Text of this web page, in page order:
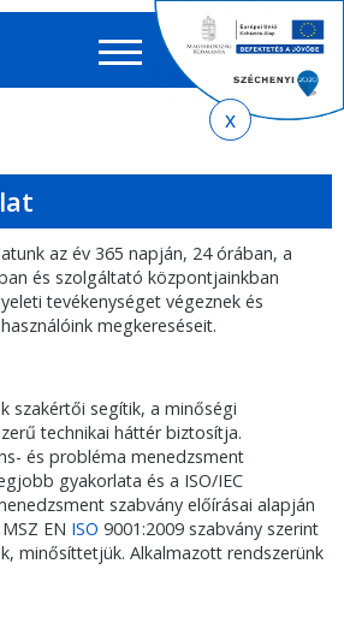
EN HU
űrlap
az év 365 napján, 24 órában, a
és szolgáltató központjainkban
tevékenységet végeznek és
megkereséseit.
szakértői segítik, a minőségi
technikai háttér biztosítja.
és probléma menedzsment
gyakorlata és a ISO/IEC
szabvány előírásai alapján
EN ISO 9001:2009 szabvány szerint
minősíttetjük. Alkalmazott rendszerünk